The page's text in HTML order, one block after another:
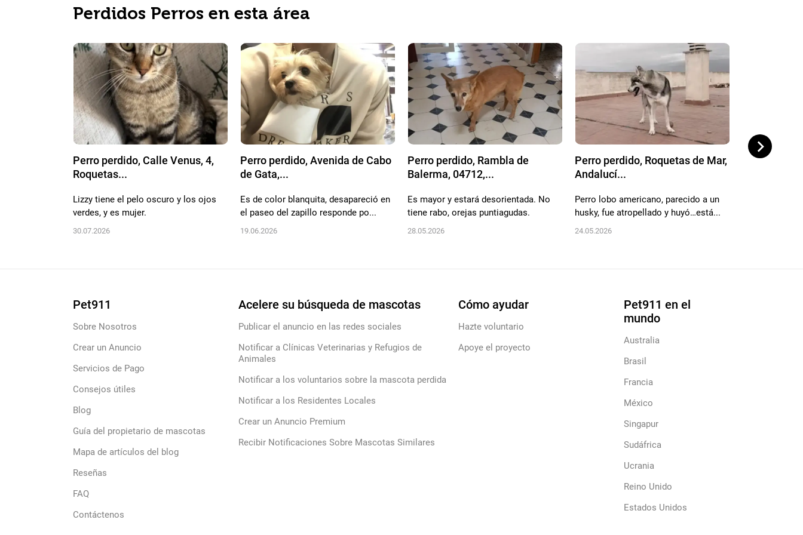
Perdidos Perros en esta área
Perro perdido, Calle Venus, 4,
Roquetas...
Lizzy tiene el pelo oscuro y los ojos
verdes, y es mujer.
30.07.2026
Perro perdido, Avenida de Cabo
de Gata,...
Es de color blanquita, desapareció en
el paseo del zapillo responde po...
19.06.2026
Perro perdido, Rambla de
Balerma, 04712,...
Es mayor y estará desorientada. No
tiene rabo, orejas puntiagudas.
28.05.2026
Perro perdido, Roquetas de Mar,
Andalucí...
Perro lobo americano, parecido a un
husky, fue atropellado y huyó…está...
24.05.2026
Perro
Pet911
Sobre Nosotros
Crear un Anuncio
Servicios de Pago
Consejos útiles
Blog
Guía del propietario de mascotas
Mapa de artículos del blog
Reseñas
FAQ
Contáctenos
Acelere su búsqueda de mascotas
Publicar el anuncio en las redes sociales
Notificar a Clínicas Veterinarias y Refugios de
Animales
Notificar a los voluntarios sobre la mascota perdida
Notificar a los Residentes Locales
Crear un Anuncio Premium
Recibir Notificaciones Sobre Mascotas Similares
Cómo ayudar
Hazte voluntario
Apoye el proyecto
Pet911 en el
mundo
Australia
Brasil
Francia
México
Singapur
Sudáfrica
Ucrania
Reino Unido
Estados Unidos